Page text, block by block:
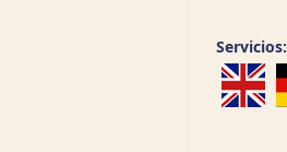
Servicios: